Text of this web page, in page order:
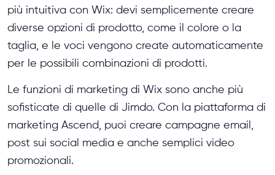
più intuitiva con Wix: devi semplicemente creare
diverse opzioni di prodotto, come il colore o la
taglia, e le voci vengono create automaticamente
per le possibili combinazioni di prodotti.
Le funzioni di marketing di Wix sono anche più
sofisticate di quelle di Jimdo. Con la piattaforma di
marketing Ascend, puoi creare campagne email,
post sui social media e anche semplici video
promozionali.